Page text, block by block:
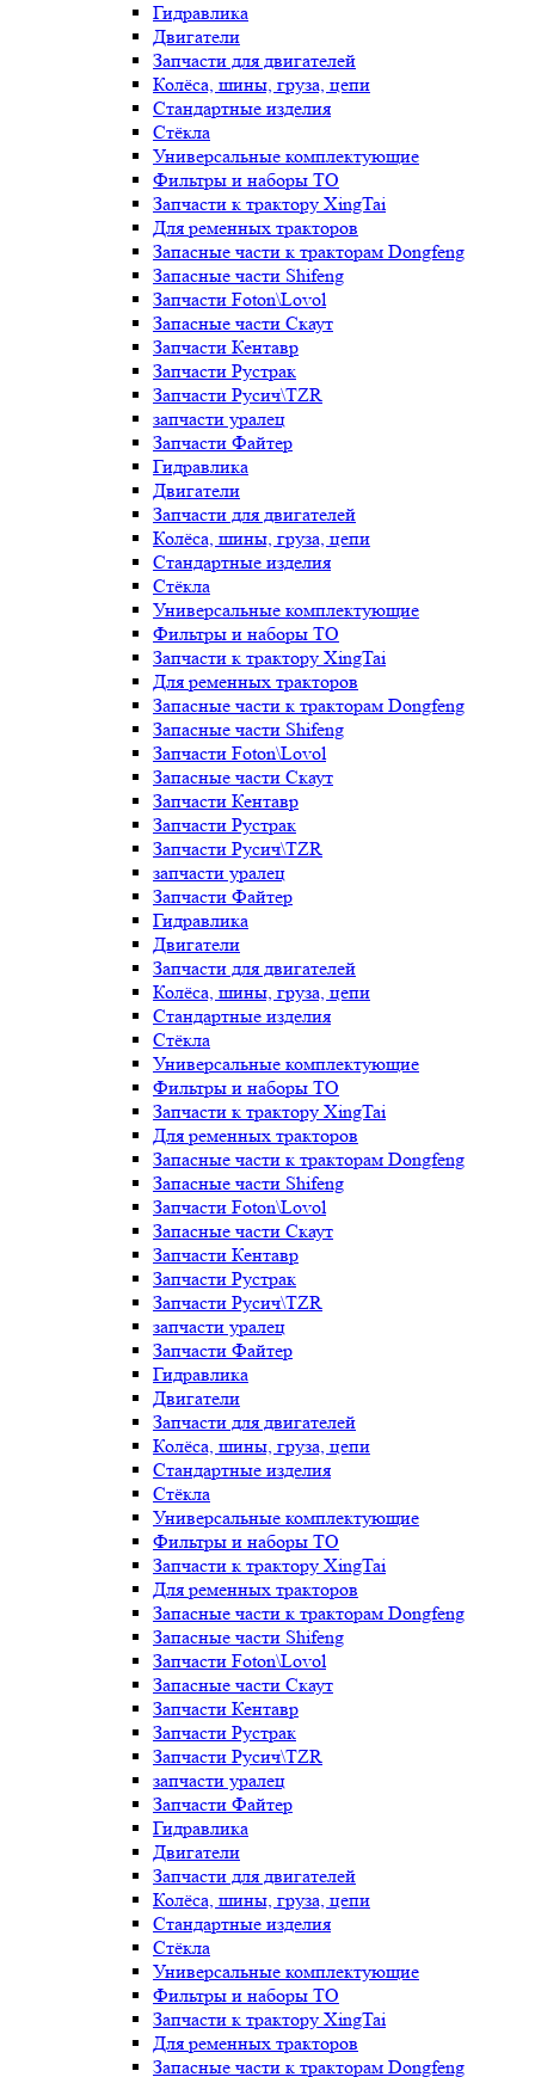
Гидравлика
Двигатели
Запчасти для двигателей
Колёса, шины, груза, цепи
Стандартные изделия
Стёкла
Универсальные комплектующие
Фильтры и наборы ТО
Запчасти к трактору XingTai
Для ременных тракторов
Запасные части к тракторам Dongfeng
Запасные части Shifeng
Запчасти Foton\Lovol
Запасные части Скаут
Запчасти Кентавр
Запчасти Рустрак
Запчасти Русич\TZR
запчасти уралец
Запчасти Файтер
Гидравлика
Двигатели
Запчасти для двигателей
Колёса, шины, груза, цепи
Стандартные изделия
Стёкла
Универсальные комплектующие
Фильтры и наборы ТО
Запчасти к трактору XingTai
Для ременных тракторов
Запасные части к тракторам Dongfeng
Запасные части Shifeng
Запчасти Foton\Lovol
Запасные части Скаут
Запчасти Кентавр
Запчасти Рустрак
Запчасти Русич\TZR
запчасти уралец
Запчасти Файтер
Гидравлика
Двигатели
Запчасти для двигателей
Колёса, шины, груза, цепи
Стандартные изделия
Стёкла
Универсальные комплектующие
Фильтры и наборы ТО
Запчасти к трактору XingTai
Для ременных тракторов
Запасные части к тракторам Dongfeng
Запасные части Shifeng
Запчасти Foton\Lovol
Запасные части Скаут
Запчасти Кентавр
Запчасти Рустрак
Запчасти Русич\TZR
запчасти уралец
Запчасти Файтер
Гидравлика
Двигатели
Запчасти для двигателей
Колёса, шины, груза, цепи
Стандартные изделия
Стёкла
Универсальные комплектующие
Фильтры и наборы ТО
Запчасти к трактору XingTai
Для ременных тракторов
Запасные части к тракторам Dongfeng
Запасные части Shifeng
Запчасти Foton\Lovol
Запасные части Скаут
Запчасти Кентавр
Запчасти Рустрак
Запчасти Русич\TZR
запчасти уралец
Запчасти Файтер
Гидравлика
Двигатели
Запчасти для двигателей
Колёса, шины, груза, цепи
Стандартные изделия
Стёкла
Универсальные комплектующие
Фильтры и наборы ТО
Запчасти к трактору XingTai
Для ременных тракторов
Запасные части к тракторам Dongfeng